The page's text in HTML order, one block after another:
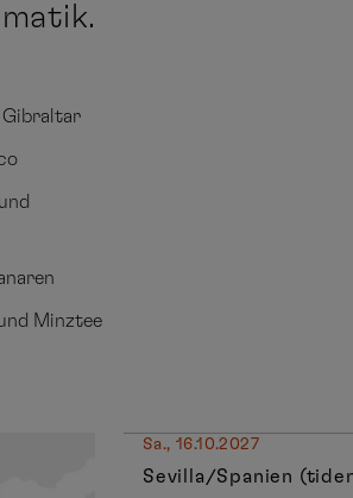
Gibraltar
Minztee
Sa., 16.10.2027
Sevilla/Spanien